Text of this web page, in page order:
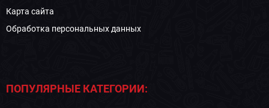
Карта сайта
Обработка персональных данных
ПОПУЛЯРНЫЕ КАТЕГОРИИ: